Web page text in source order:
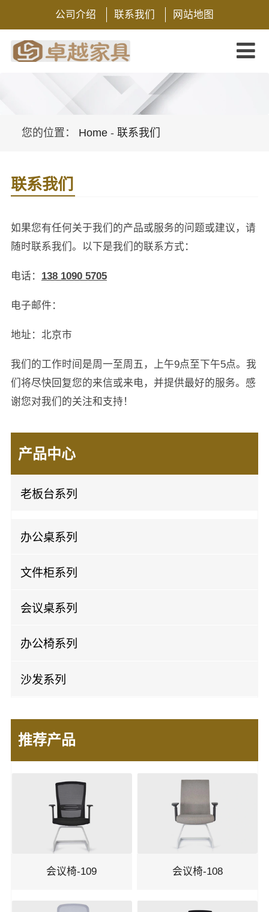
公司介绍 联系我们 网站地图
您的位置： Home- 联系我们
联系我们
如果您有任何关于我们的产品或服务的问题或建议，请
随时联系我们。以下是我们的联系方式：
电话： 138 1090 5705
电子邮件：
地址：北京市
我们的工作时间是周一至周五，上午9点至下午5点。我
们将尽快回复您的来信或来电，并提供最好的服务。感
谢您对我们的关注和支持！
产品中心
老板台系列
办公桌系列
屏风办公桌
开放办公桌
文件柜系列
实木文件柜
板式文件柜
会议桌系列
实木会议桌
板式会议桌
办公椅系列
老板椅
会议椅
洽谈椅
机场椅
剧院椅
沙发系列
办公布沙发
推荐产品
会议椅-109 会议椅-108